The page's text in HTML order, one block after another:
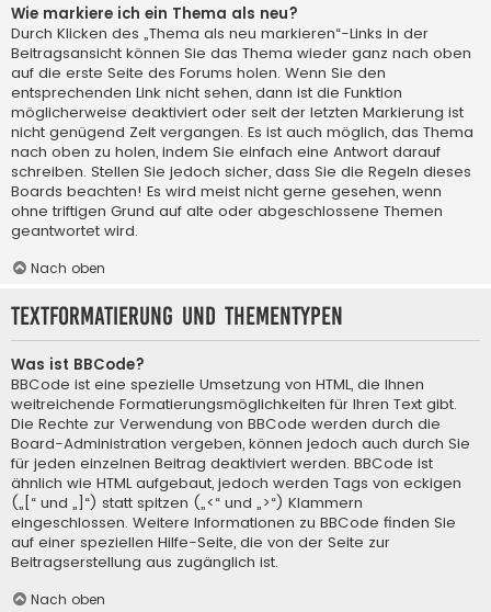
Wie markiere ich ein Thema als neu?
Durch Klicken des „Thema als neu markieren“-Links in der
Beitragsansicht können Sie das Thema wieder ganz nach oben
auf die erste Seite des Forums holen. Wenn Sie den
entsprechenden Link nicht sehen, dann ist die Funktion
möglicherweise deaktiviert oder seit der letzten Markierung ist
nicht genügend Zeit vergangen. Es ist auch möglich, das Thema
nach oben zu holen, indem Sie einfach eine Antwort darauf
schreiben. Stellen Sie jedoch sicher, dass Sie die Regeln dieses
Boards beachten! Es wird meist nicht gerne gesehen, wenn
ohne triftigen Grund auf alte oder abgeschlossene Themen
geantwortet wird.
Nach oben
Textformatierung und Thementypen
Was ist BBCode?
BBCode ist eine spezielle Umsetzung von HTML, die Ihnen
weitreichende Formatierungsmöglichkeiten für Ihren Text gibt.
Die Rechte zur Verwendung von BBCode werden durch die
Board-Administration vergeben, können jedoch auch durch Sie
für jeden einzelnen Beitrag deaktiviert werden. BBCode ist
ähnlich wie HTML aufgebaut, jedoch werden Tags von eckigen
(„[“ und „]“) statt spitzen („<“ und „>“) Klammern
eingeschlossen. Weitere Informationen zu BBCode finden Sie
auf einer speziellen Hilfe-Seite, die von der Seite zur
Beitragserstellung aus zugänglich ist.
Nach oben